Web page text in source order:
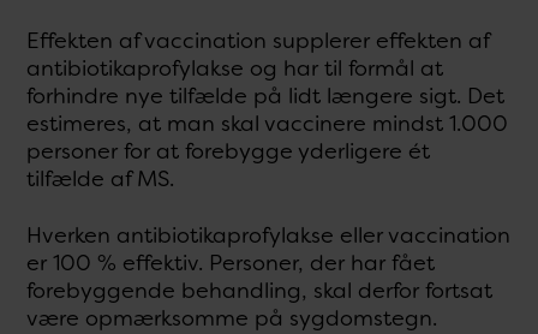
Effekten af vaccination supplerer effekten af
antibiotikaprofylakse og har til formål at
forhindre nye tilfælde på lidt længere sigt. Det
estimeres, at man skal vaccinere mindst 1.000
personer for at forebygge yderligere ét
tilfælde af MS.
Hverken antibiotikaprofylakse eller vaccination
er 100 % effektiv. Personer, der har fået
forebyggende behandling, skal derfor fortsat
være opmærksomme på sygdomstegn.